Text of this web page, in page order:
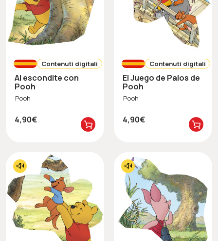
Contenuti digitali
Al escondite con
Pooh
Pooh
4,90€
Contenuti digitali
El Juego de Palos de
Pooh
Pooh
4,90€